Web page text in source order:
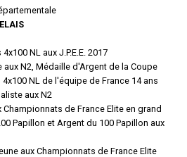
NL aux J.P.E.E. 2017
aux N2, Médaille d'Argent de la Coupe
4x100 NL de l'équipe de France 14 ans
aux N2
Championnats de France Elite en grand
Papillon et Argent du 100 Papillon aux
aux Championnats de France Elite